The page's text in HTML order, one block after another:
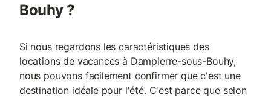
Bouhy ?
Si nous regardons les caractéristiques des
locations de vacances à Dampierre-sous-Bouhy,
nous pouvons facilement confirmer que c'est une
destination idéale pour l'été. C'est parce que selon